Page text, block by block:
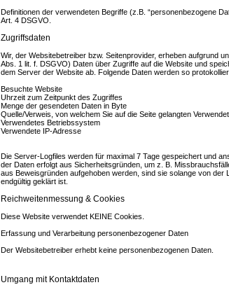
Definitionen der verwendeten Begriffe (z.B. “personenbezogene
Art. 4 DSGVO.
Zugriffsdaten
Wir, der Websitebetreiber bzw. Seitenprovider, erheben aufgrund
Abs. 1 lit. f. DSGVO) Daten über Zugriffe auf die Website und
dem Server der Website ab. Folgende Daten werden so
Besuchte Website
Uhrzeit zum Zeitpunkt des Zugriffes
Menge der gesendeten Daten in Byte
Quelle/Verweis, von welchem Sie auf die Seite gelangten
Verwendetes Betriebssystem
Verwendete IP-Adresse
Die Server-Logfiles werden für maximal 7 Tage gespeichert und
der Daten erfolgt aus Sicherheitsgründen, um z. B.
aus Beweisgründen aufgehoben werden, sind sie solange von der
endgültig geklärt ist.
Reichweitenmessung & Cookies
Diese Website verwendet KEINE Cookies.
Erfassung und Verarbeitung personenbezogener Daten
Der Websitebetreiber erhebt keine personenbezogenen Daten.
Umgang mit Kontaktdaten